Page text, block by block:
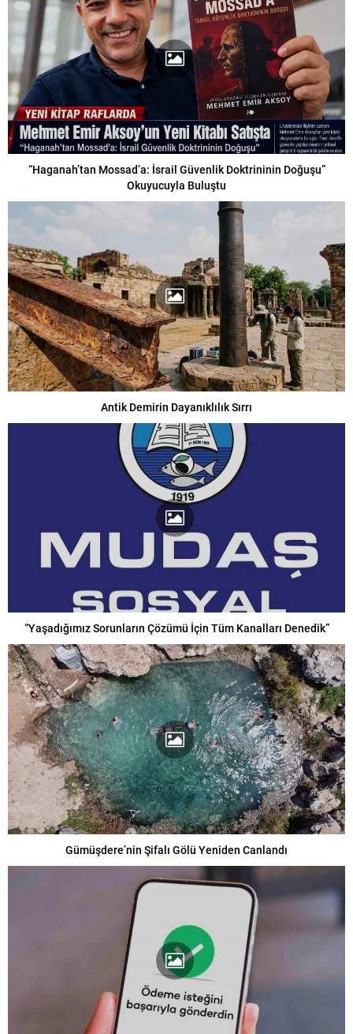
“Haganah’tan Mossad’a: İsrail Güvenlik Doktrininin Doğuşu”
Okuyucuyla Buluştu
Antik Demirin Dayanıklılık Sırrı
“Yaşadığımız Sorunların Çözümü İçin Tüm Kanalları Denedik”
Gümüşdere’nin Şifalı Gölü Yeniden Canlandı